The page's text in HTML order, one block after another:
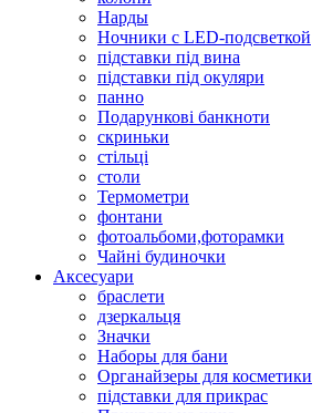
Нарды
Ночники с LED-подсветкой
підставки під вина
підставки під окуляри
панно
Подарункові банкноти
скриньки
стільці
столи
Термометри
фонтани
фотоальбоми,фоторамки
Чайні будиночки
Аксесуари
браслети
дзеркальця
Значки
Наборы для бани
Органайзеры для косметики
підставки для прикрас